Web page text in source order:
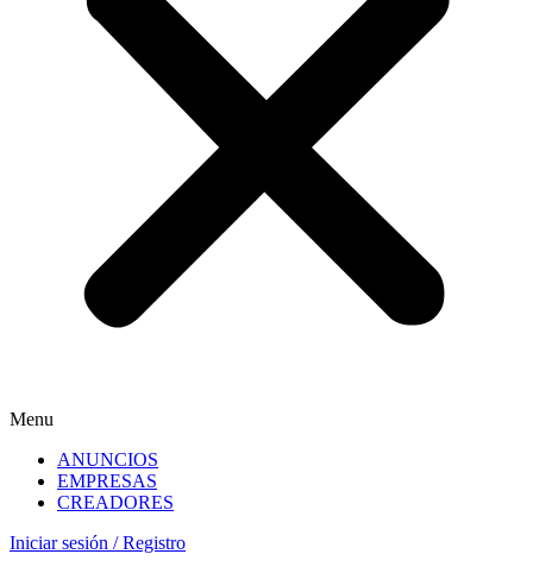
Menu
ANUNCIOS
EMPRESAS
CREADORES
Iniciar sesión / Registro